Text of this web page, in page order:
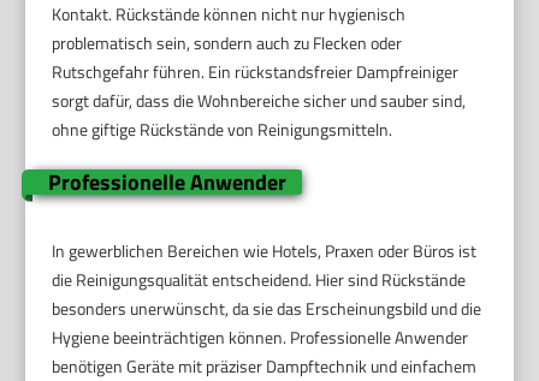
Kontakt. Rückstände können nicht nur hygienisch
problematisch sein, sondern auch zu Flecken oder
Rutschgefahr führen. Ein rückstandsfreier Dampfreiniger
sorgt dafür, dass die Wohnbereiche sicher und sauber sind,
ohne giftige Rückstände von Reinigungsmitteln.
Professionelle Anwender
In gewerblichen Bereichen wie Hotels, Praxen oder Büros ist
die Reinigungsqualität entscheidend. Hier sind Rückstände
besonders unerwünscht, da sie das Erscheinungsbild und die
Hygiene beeinträchtigen können. Professionelle Anwender
benötigen Geräte mit präziser Dampftechnik und einfachem